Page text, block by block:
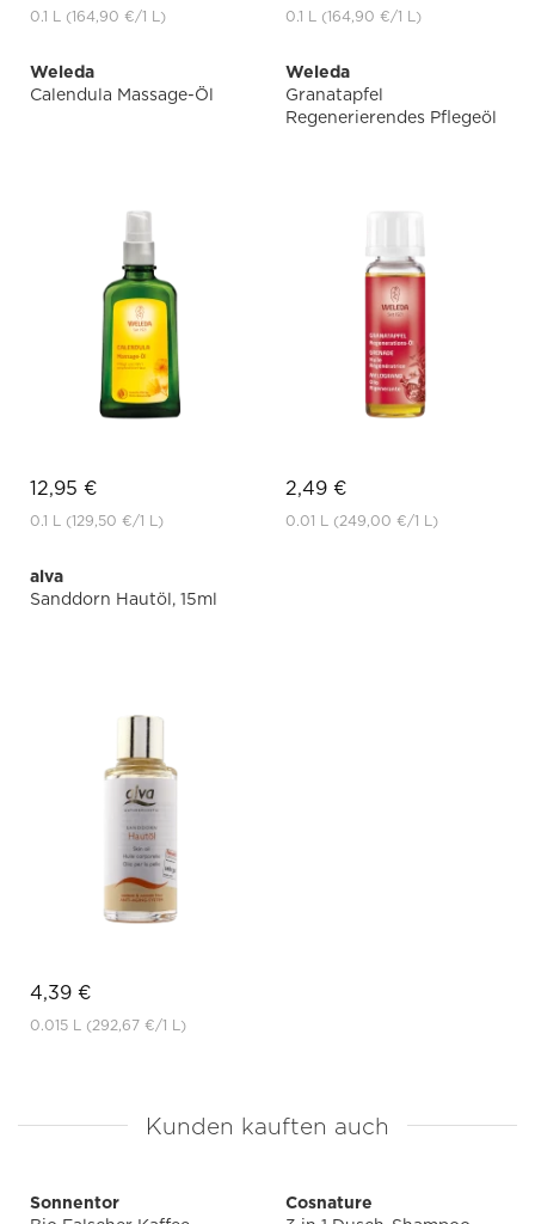
0.1 L (164,90 €/1 L) 0.1 L (164,90 €/1 L)
Weleda
Calendula Massage-Öl
12,95 €
0.1 L (129,50 €/1 L)
Weleda
Granatapfel
Regenerierendes Pflegeöl
2,49 €
0.01 L (249,00 €/1 L)
alva
Sanddorn Hautöl, 15ml
4,39 €
0.015 L (292,67 €/1 L)
Kunden kauften auch
Sonnentor
Cosnature